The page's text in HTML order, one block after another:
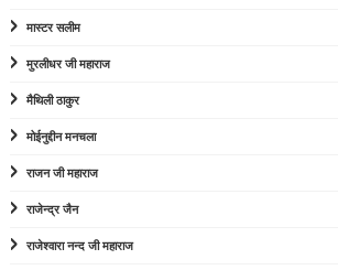
मास्टर सलीम
मुरलीधर जी महाराज
मैथिली ठाकुर
मोईनुद्दीन मनचला
राजन जी महाराज
राजेन्द्र जैन
राजेश्वारा नन्द जी महाराज